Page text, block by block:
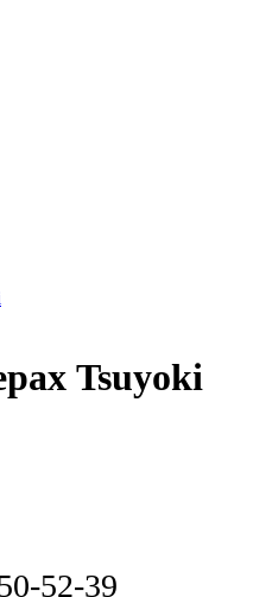
Tsuyoki
52-39